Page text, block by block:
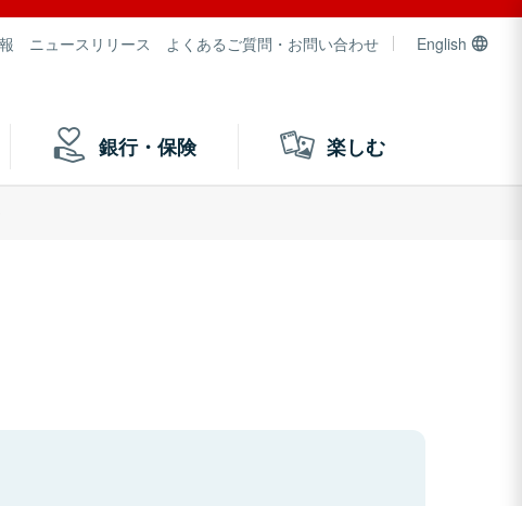
ニュースリリース よくあるご質問・お問い合わせ English
銀行・保険 楽しむ